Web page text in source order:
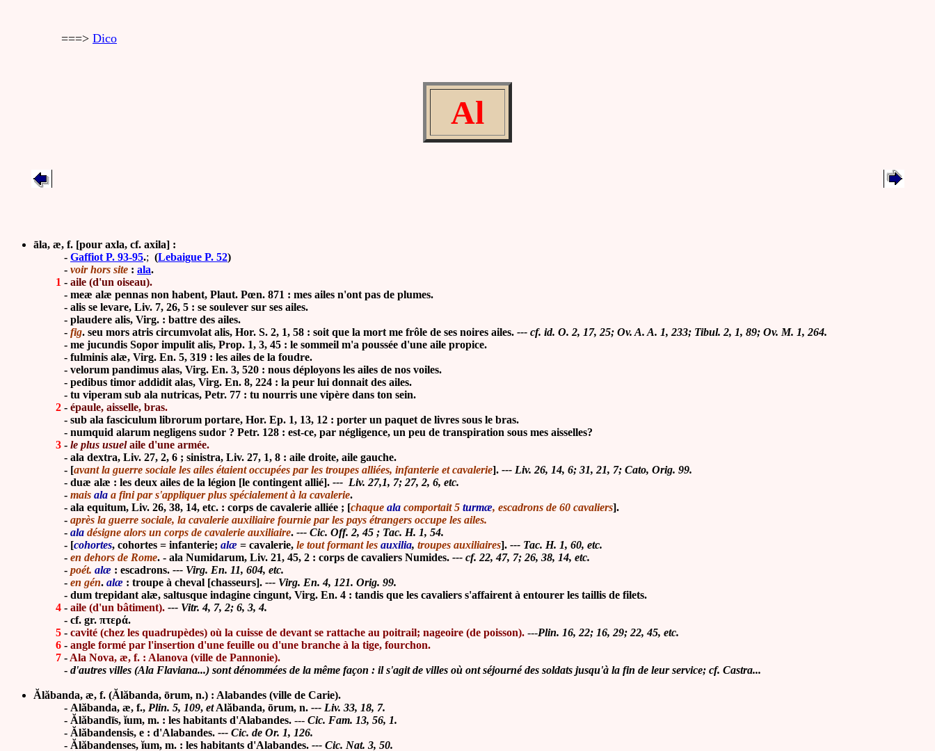
===> Dico
Al
āla, æ, f. [pour axla, cf. axila] :
- Gaffiot P. 93-95.; (Lebaigue P. 52)
- voir hors site : ala.
1 - aile (d'un oiseau).
- meæ alæ pennas non habent, Plaut. Pœn. 871 : mes ailes n'ont pas de plumes.
- alis se levare, Liv. 7, 26, 5 : se soulever sur ses ailes.
- plaudere alis, Virg. : battre des ailes.
- fig. seu mors atris circumvolat alis, Hor. S. 2, 1, 58 : soit que la mort me frôle de ses noires ailes. --- cf. id. O. 2, 17, 25; Ov. A. A. 1, 233; Tibul. 2, 1, 89; Ov. M. 1, 264.
- me jucundis Sopor impulit alis, Prop. 1, 3, 45 : le sommeil m'a poussée d'une aile propice.
- fulminis alæ, Virg. En. 5, 319 : les ailes de la foudre.
- velorum pandimus alas, Virg. En. 3, 520 : nous déployons les ailes de nos voiles.
- pedibus timor addidit alas, Virg. En. 8, 224 : la peur lui donnait des ailes.
- tu viperam sub ala nutricas, Petr. 77 : tu nourris une vipère dans ton sein.
2 - épaule, aisselle, bras.
- sub ala fasciculum librorum portare, Hor. Ep. 1, 13, 12 : porter un paquet de livres sous le bras.
- numquid alarum negligens sudor ? Petr. 128 : est-ce, par négligence, un peu de transpiration sous mes aisselles?
3 - le plus usuelaile d'une armée.
- ala dextra, Liv. 27, 2, 6 ; sinistra, Liv. 27, 1, 8 : aile droite, aile gauche.
- [avant la guerre sociale les ailes étaient occupées par les troupes alliées, infanterie et cavalerie]. --- Liv. 26, 14, 6; 31, 21, 7; Cato, Orig. 99.
- duæ alæ : les deux ailes de la légion [le contingent allié]. --- Liv. 27,1, 7; 27, 2, 6, etc.
- mais ala a fini par s'appliquer plus spécialement à la cavalerie.
- ala equitum, Liv. 26, 38, 14, etc. : corps de cavalerie alliée ; [chaque ala comportait 5 turmæ, escadrons de 60 cavaliers].
- après la guerre sociale, la cavalerie auxiliaire fournie par les pays étrangers occupe les ailes.
- ala désigne alors un corps de cavalerie auxiliaire. --- Cic. Off. 2, 45 ; Tac. H. 1, 54.
- [cohortes, cohortes = infanterie; alæ = cavalerie, le tout formant les auxilia, troupes auxiliaires]. --- Tac. H. 1, 60, etc.
- en dehors de Rome. - ala Numidarum, Liv. 21, 45, 2 : corps de cavaliers Numides. --- cf. 22, 47, 7; 26, 38, 14, etc.
- poét. alæ : escadrons. --- Virg. En. 11, 604, etc.
- en gén. alæ : troupe à cheval [chasseurs]. --- Virg. En. 4, 121. Orig. 99.
- dum trepidant alæ, saltusque indagine cingunt, Virg. En. 4 : tandis que les cavaliers s'affairent à entourer les taillis de filets.
4 - aile (d'un bâtiment). --- Vitr. 4, 7, 2; 6, 3, 4.
- cf. gr. πτερά.
5 - cavité (chez les quadrupèdes) où la cuisse de devant se rattache au poitrail; nageoire (de poisson). ---Plin. 16, 22; 16, 29; 22, 45, etc.
6 - angle formé par l'insertion d'une feuille ou d'une branche à la tige, fourchon.
7 - Ala Nova, æ, f. : Alanova (ville de Pannonie).
- d'autres villes (Ala Flaviana...) sont dénommées de la même façon : il s'agit de villes où ont séjourné des soldats jusqu'à la fin de leur service; cf. Castra...
Ălăbanda, æ, f. (Ălăbanda, ōrum, n.) : Alabandes (ville de Carie).
- Alăbanda, æ, f., Plin. 5, 109, etAlăbanda, ōrum, n. --- Liv. 33, 18, 7.
- Ălăbandīs, ĭum, m. : les habitants d'Alabandes. --- Cic. Fam. 13, 56, 1.
- Ălăbandensis, e : d'Alabandes. --- Cic. de Or. 1, 126.
- Ălăbandenses, ĭum, m. : les habitants d'Alabandes. --- Cic. Nat. 3, 50.